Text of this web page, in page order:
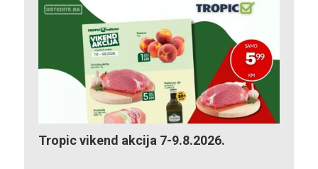
Tropic vikend akcija 7-9.8.2026.